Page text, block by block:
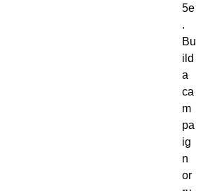
5e
.
Bu
ild
a
ca
m
pa
ig
n
or